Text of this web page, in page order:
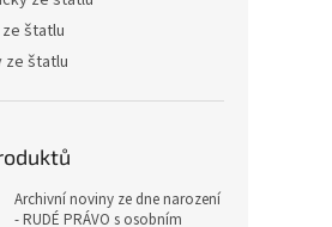
štatlu
ze štatlu
Archivní noviny ze dne narození
- RUDÉ PRÁVO s osobním